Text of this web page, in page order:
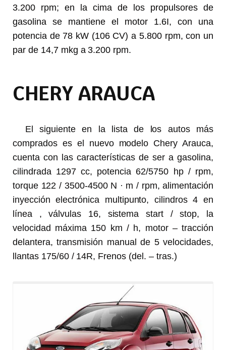
3.200 rpm; en la cima de los propulsores de
gasolina se mantiene el motor 1.6I, con una
potencia de 78 kW (106 CV) a 5.800 rpm, con un
par de 14,7 mkg a 3.200 rpm.
CHERY ARAUCA
El siguiente en la lista de los autos más
comprados es el nuevo modelo Chery Arauca,
cuenta con las características de ser a gasolina,
cilindrada 1297 cc, potencia 62/5750 hp / rpm,
torque 122 / 3500-4500 N · m / rpm, alimentación
inyección electrónica multipunto, cilindros 4 en
línea , válvulas 16, sistema start / stop, la
velocidad máxima 150 km / h, motor – tracción
delantera, transmisión manual de 5 velocidades,
llantas 175/60 / 14R, Frenos (del. – tras.)